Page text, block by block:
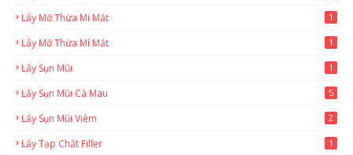
Lấy Mỡ Thừa Mi Mắt 1
Lấy Mỡ Thừa Mí Mắt 1
Lấy Sụn Mũi 1
Lấy Sụn Mũi Cà Mau 5
Lấy Sụn Mũi Viêm 2
Lấy Tạp Chất Filler 1